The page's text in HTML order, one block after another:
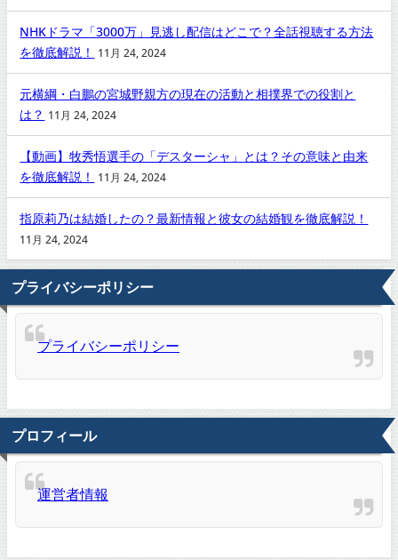
NHKドラマ「3000万」見逃し配信はどこで？全話視聴する方法
を徹底解説！
11月 24, 2024
元横綱・白鵬の宮城野親方の現在の活動と相撲界での役割と
は？ 11月 24, 2024
【動画】牧秀悟選手の「デスターシャ」とは？その意味と由来
を徹底解説！
11月 24, 2024
指原莉乃は結婚したの？最新情報と彼女の結婚観を徹底解説！
11月 24, 2024
プライバシーポリシー
プライバシーポリシー
プロフィール
運営者情報